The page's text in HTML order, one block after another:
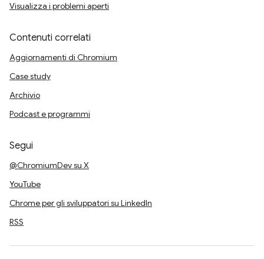
Visualizza i problemi aperti
Contenuti correlati
Aggiornamenti di Chromium
Case study
Archivio
Podcast e programmi
Segui
@ChromiumDev su X
YouTube
Chrome per gli sviluppatori su LinkedIn
RSS